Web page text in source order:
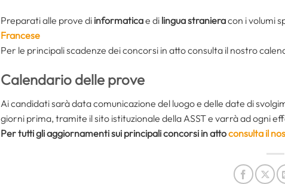
Preparati alle prove di informaticae di lingua stranieracon i volumi
Francese
Per le principali scadenze dei concorsi in atto consulta il nostro
Calendario delle prove
Ai candidati sarà data comunicazione del luogo e delle date di
giorni prima, tramite il sito istituzionale della ASST e varrà ad ogni
Per tutti gli aggiornamenti sui principali concorsi in attoconsulta il